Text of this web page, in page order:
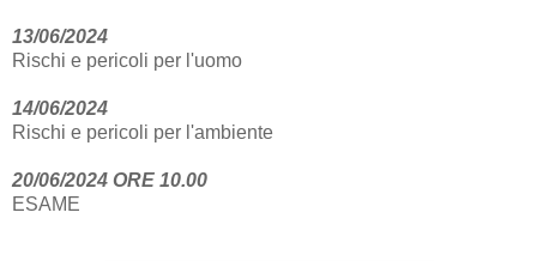
13/06/2024
Rischi e pericoli per l'uomo
14/06/2024
Rischi e pericoli per l'ambiente
20/06/2024 ORE 10.00
ESAME